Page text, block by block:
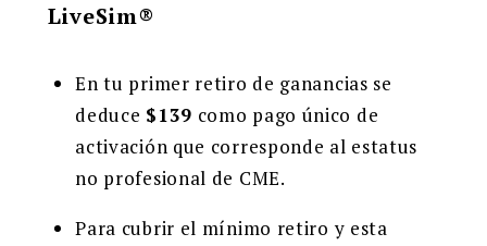
LiveSim®
En tu primer retiro de ganancias se
deduce $139 como pago único de
activación que corresponde al estatus
no profesional de CME.
Para cubrir el mínimo retiro y esta